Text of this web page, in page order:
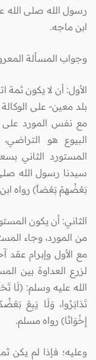
رسول الله صلى الله
ابن ماجه.
وجواب المسألة
الأول: أن لا يكون ثمة
بلد معين- على
مع نفس المورد على
البيوع هو
المستورد الثاني
سيدنا رسول الله
بَعْضُهمْ بَعْضاً) رواه
الثاني: أن يكون
من المورد، وجاء
مع الأول وإبرام
لزرع العداوة بين
الله عليه وسلم: (لَا
تَدَابَرُوا، وَلَا يَبِعْ
إِخْوَانًا) رواه مسلم.
وعليه؛ فإذا لم يكن